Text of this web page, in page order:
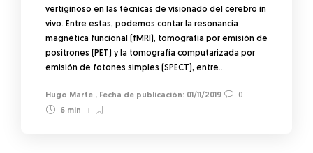
vertiginoso en las técnicas de visionado del cerebro in
vivo. Entre estas, podemos contar la resonancia
magnética funcional (fMRI), tomografía por emisión de
positrones (PET) y la tomografía computarizada por
emisión de fotones simples (SPECT), entre…
Hugo Marte , 01/11/2019
0
6 min